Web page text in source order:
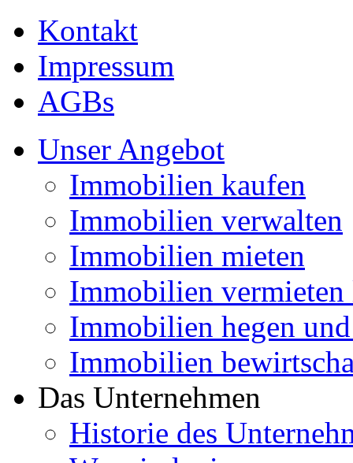
Kontakt
Impressum
AGBs
Unser Angebot
Immobilien kaufen
Immobilien verwalten
Immobilien mieten
Immobilien vermieten
Immobilien hegen
Immobilien
Das Unternehmen
Historie des